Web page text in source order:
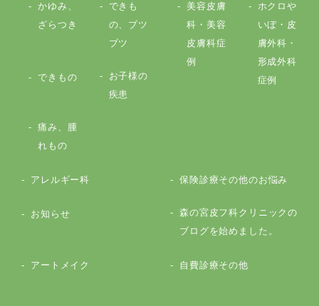
かゆみ、
ざらつき
できも
の、ブツ
ブツ
できもの
お子様の
疾患
痛み、腫
れもの
美容皮膚
科・美容
皮膚科症
例
ホクロや
いぼ・皮
膚外科・
形成外科
症例
アレルギー科 保険診療その他のお悩み
お知らせ
森の宮皮フ科クリニックの
ブログを始めました。
アートメイク 自費診療その他